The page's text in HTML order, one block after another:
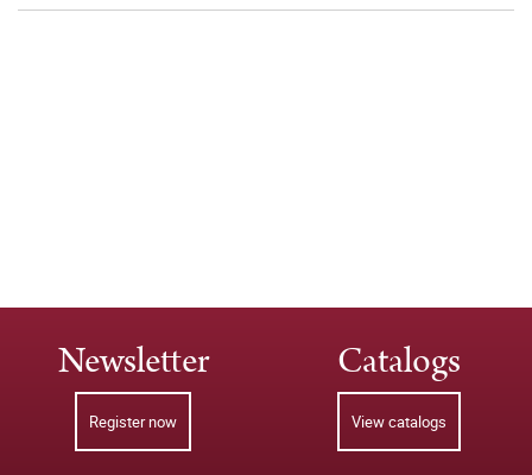
Newsletter
Register now
Catalogs
View catalogs